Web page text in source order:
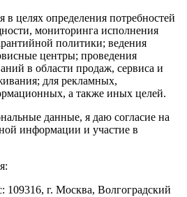
в целях определения потребностей
мониторинга исполнения
политики; ведения
центры; проведения
в области продаж, сервиса и
для рекламных,
а также иных целей.
данные, я даю согласие на
информации и участие в
г. Москва, Волгоградский